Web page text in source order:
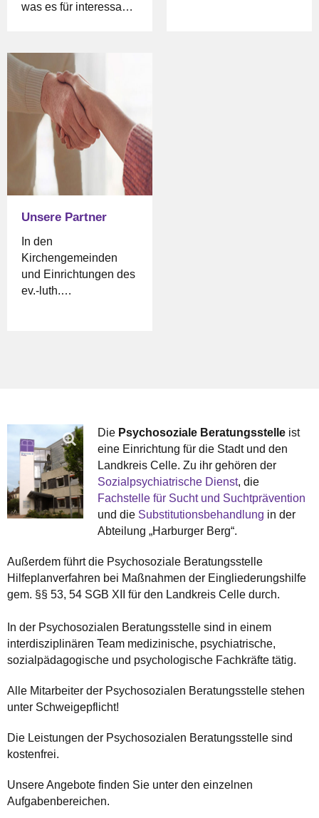
was es für interessante
Bewerbung.
Unsere Partner
In den
Kirchengemeinden
und Einrichtungen des
ev.-luth.
diakonische Akteure,
die aus ihrem
christlichen
Selbstverständnis
heraus ihre Hilfe
anbieten. Verbunden
sind die diakonischen
Partner durch den
Die Psychosoziale Beratungsstelle ist
eine Einrichtung für die Stadt und den
Landkreis Celle. Zu ihr gehören der
Sozialpsychiatrische Dienst, die
Fachstelle für Sucht und Suchtprävention
und die Substitutionsbehandlung in der
Abteilung „Harburger Berg“.
Außerdem führt die Psychosoziale Beratungsstelle
Hilfeplanverfahren bei Maßnahmen der Eingliederungshilfe
gem. §§ 53, 54 SGB XII für den Landkreis Celle durch.
In der Psychosozialen Beratungsstelle sind in einem
interdisziplinären Team medizinische, psychiatrische,
sozialpädagogische und psychologische Fachkräfte tätig.
Alle Mitarbeiter der Psychosozialen Beratungsstelle stehen
unter Schweigepflicht!
Die Leistungen der Psychosozialen Beratungsstelle sind
kostenfrei.
Unsere Angebote finden Sie unter den einzelnen
Aufgabenbereichen.